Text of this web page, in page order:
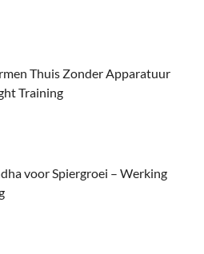
Thuis Zonder Apparatuur
Training
voor Spiergroei – Werking